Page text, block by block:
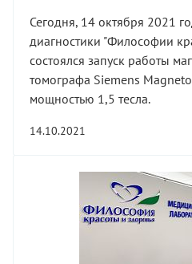
Сегодня, 14 октября 2021
диагностики "Философии
состоялся запуск работы
томографа Siemens
мощностью 1,5 тесла.
14.10.2021